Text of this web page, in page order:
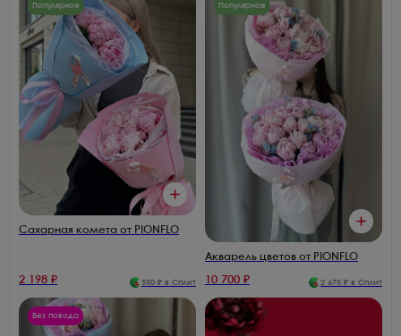
Популярное
Сахарная комета от PIONFLO
2 198 ₽ 550 ₽ в Сплит
Популярное
Акварель цветов от PIONFLO
10 700 ₽ 2 675 ₽ в Сплит
Без повода